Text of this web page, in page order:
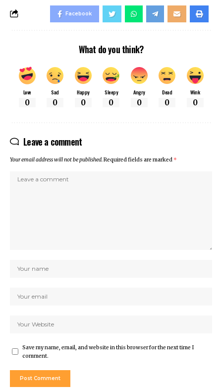
Facebook
What do you think?
Love
0
Sad
0
Happy
0
Sleepy
0
Angry
0
Dead
0
Wink
0
Leave a comment
Your email address will not be published.Required fields are marked *
Save my name, email, and website in this browser for the next time I
comment.